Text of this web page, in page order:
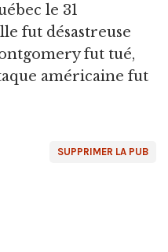
le 31
fut désastreuse
fut tué,
américaine fut
SUPPRIMER LA PUB